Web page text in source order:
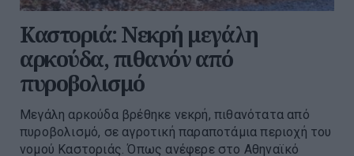
Καστοριά: Νεκρή μεγάλη
αρκούδα, πιθανόν από
πυροβολισμό
Μεγάλη αρκούδα βρέθηκε νεκρή, πιθανότατα από
πυροβολισμό, σε αγροτική παραποτάμια περιοχή του
νομού Καστοριάς. Όπως ανέφερε στο Αθηναϊκό